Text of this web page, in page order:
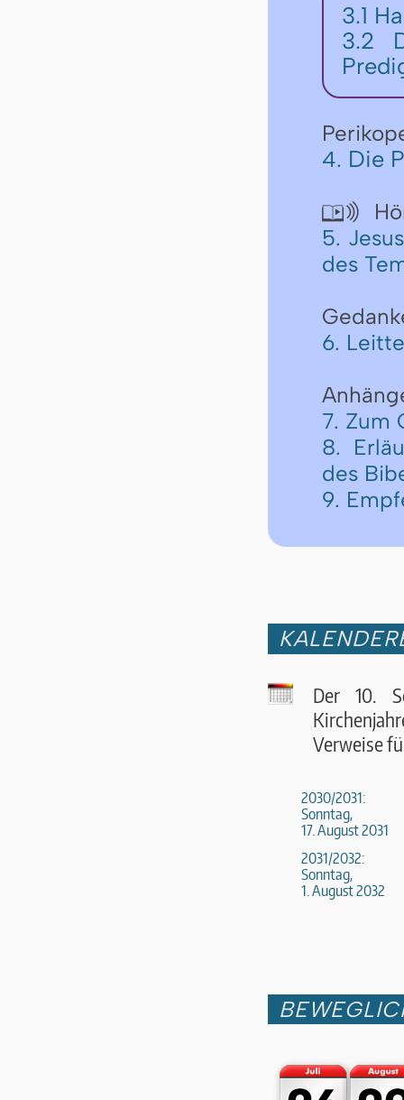
3.1
3.2
4. Die

5.
des
6.
7. Zum
8.
des
9.
Der 10.
Verweise
2030/2031:
Sonntag,
17. August 2031
2031/2032:
Sonntag,
1. August 2032